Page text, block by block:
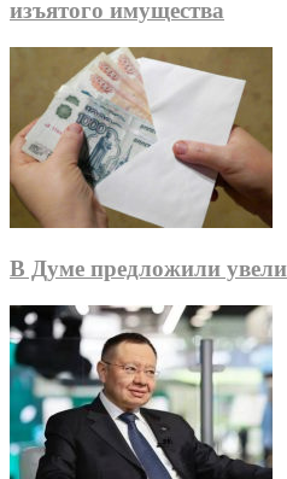
изъятого имущества
В Думе предложили